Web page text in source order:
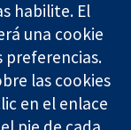
Sobre
nosotros
Empleo
Cochrane
Library
habilite. El
una cookie
preferencias.
las cookies
en el enlace